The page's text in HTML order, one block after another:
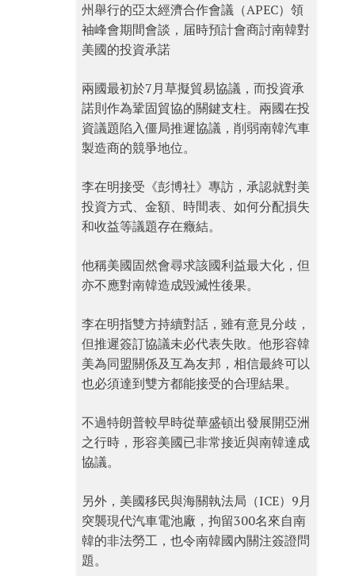
州舉行的亞太經濟合作會議（APEC）領
袖峰會期間會談，届時預計會商討南韓對
美國的投資承諾
兩國最初於7月草擬貿易協議，而投資承
諾則作為鞏固貿協的關鍵支柱。兩國在投
資議題陷入僵局推遲協議，削弱南韓汽車
製造商的競爭地位。
李在明接受《彭博社》專訪，承認就對美
投資方式、金額、時間表、如何分配損失
和收益等議題存在癥結。
他稱美國固然會尋求該國利益最大化，但
亦不應對南韓造成毀滅性後果。
李在明指雙方持續對話，雖有意見分歧，
但推遲簽訂協議未必代表失敗。他形容韓
美為同盟關係及互為友邦，相信最終可以
也必須達到雙方都能接受的合理結果。
不過特朗普較早時從華盛頓出發展開亞洲
之行時，形容美國已非常接近與南韓達成
協議。
另外，美國移民與海關執法局（ICE）9月
突襲現代汽車電池廠，拘留300名來自南
韓的非法勞工，也令南韓國內關注簽證問
題。